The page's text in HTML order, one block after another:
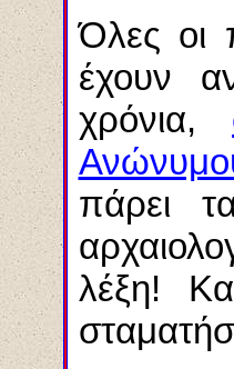
Όλες οι
έχουν
χρόνια,
πάρει
λέξη!